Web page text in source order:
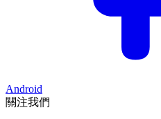
Android
關注我們